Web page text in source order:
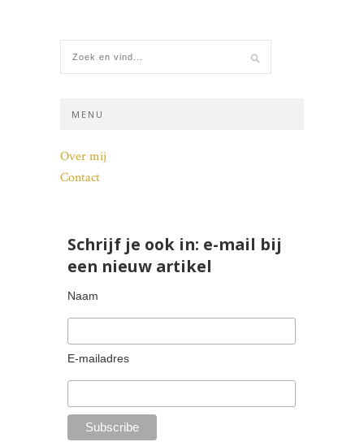
MENU
Over mij
Contact
Schrijf je ook in: e-mail bij
een nieuw artikel
Naam
E-mailadres